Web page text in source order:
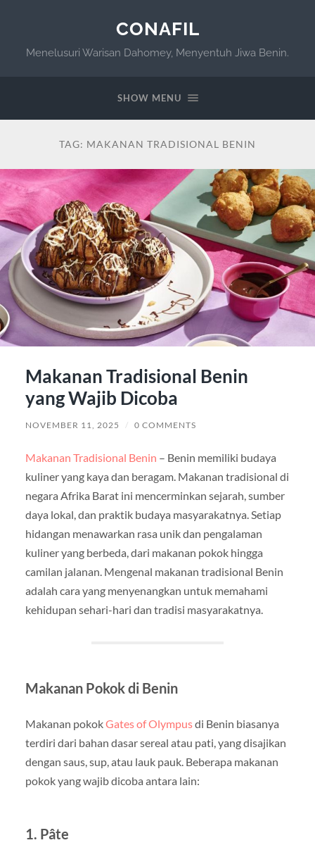
CONAFIL
Menelusuri Warisan Dahomey, Menyentuh Jiwa Benin.
SHOW MENU
TAG: MAKANAN TRADISIONAL BENIN
Makanan Tradisional Benin
yang Wajib Dicoba
NOVEMBER 11, 2025 / 0 COMMENTS
Makanan Tradisional Benin – Benin memiliki budaya
kuliner yang kaya dan beragam. Makanan tradisional di
negara Afrika Barat ini mencerminkan sejarah, sumber
daya lokal, dan praktik budaya masyarakatnya. Setiap
hidangan menawarkan rasa unik dan pengalaman
kuliner yang berbeda, dari makanan pokok hingga
camilan jalanan. Mengenal makanan tradisional Benin
adalah cara yang menyenangkan untuk memahami
kehidupan sehari-hari dan tradisi masyarakatnya.
Makanan Pokok di Benin
Makanan pokokGates of Olympusdi Benin biasanya
terdiri dari bahan dasar sereal atau pati, yang disajikan
dengan saus, sup, atau lauk pauk. Beberapa makanan
pokok yang wajib dicoba antara lain:
1. Pâte